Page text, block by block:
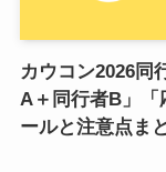
カウコン2026同
A＋同行者B」「
ールと注意点ま